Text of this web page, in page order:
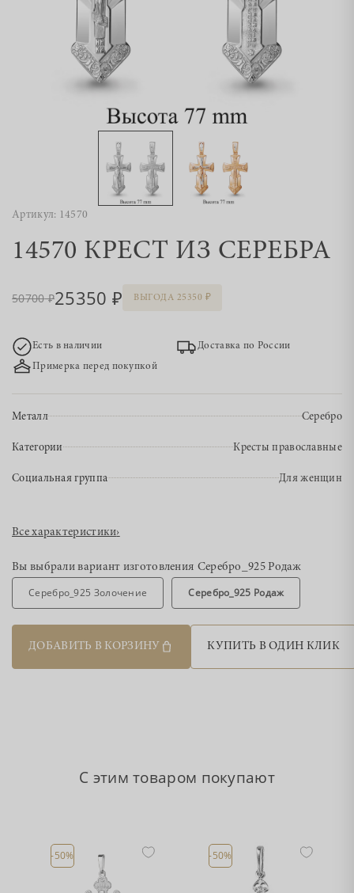
Артикул: 14570
14570 КРЕСТ ИЗ СЕРЕБРА
50700 25350 ВЫГОДА 25350
Есть в наличии
Доставка по России
Примерка перед покупкой
Металл Серебро
Категории Кресты православные
Социальная группа Для женщин
Все характеристики›
Вы выбрали вариант изготовления Серебро_925 Родаж
Серебро_925 Золочение Серебро_925 Родаж
ДОБАВИТЬ В КОРЗИНУ КУПИТЬ В ОДИН КЛИК
С этим товаром покупают
-50% -50%